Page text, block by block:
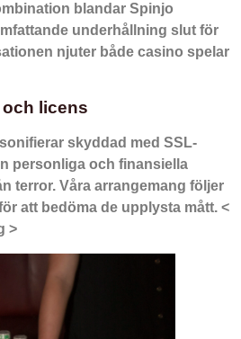
blandar Spinjo
underhållning slut för
njuter både casino spelar
licens
skyddad med SSL-
personliga och finansiella
terror. Våra arrangemang följer
att bedöma de upplysta mått. <
>